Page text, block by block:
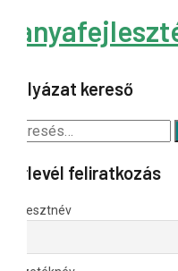
Pályázat kereső
Keresés:
Hírlevél feliratkozás
Keresztnév